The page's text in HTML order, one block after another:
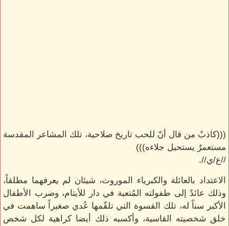
(((كاذبٌ من قال أنّ للحب تاريخ صلاحية، تلك المشاعر المقدسة
مستعمرٌ يستحيل جلاءه)))
//ع/ي//.
الاعتداد بالعائلة والكبرياء الموروث، شيئان لم يعرفهما مطلقاً،
وذلك عائدٌ إلى طفولته المُتعبة في دار للأيتام، وضرب الأطفال
الأكبر سناً له، تلك القسوة التي تلقّمها عُدي صغيراً ساهمت في
خلق شخصيته القاسية، وأكسبه ذلك أيضا كراهية لكل شخص